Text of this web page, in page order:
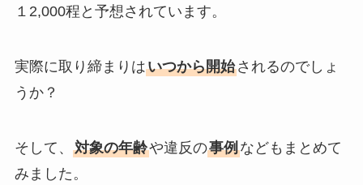
１2,000程と予想されています。
実際に取り締まりはいつから開始されるのでしょ
うか？
そして、 対象の年齢や違反の事例などもまとめて
みました。